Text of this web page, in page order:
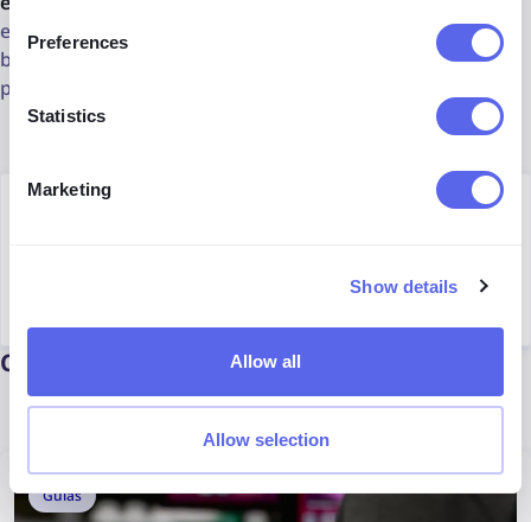
Preferences
Statistics
Marketing
Show details
Allow all
Allow selection
experimentar con un
motor de búsqueda diferentepara
búsquedas más generales o alternativas, Yandex vale la
pena probarlo.
Continuar leyendo
Guías